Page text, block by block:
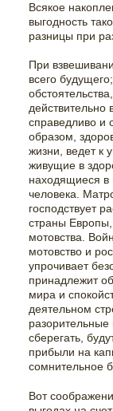
Всякое
выгодность
разницы при
При
всего
справедливо и
образом,
жизни, ведет к
живущие в
находящиеся в
человека.
господствует
страны Европы,
мотовства.
мотовство и
упрочивает
принадлежит
мира и
деятельном
разорительные
сберегать,
прибыли на
сомнительное
Вот